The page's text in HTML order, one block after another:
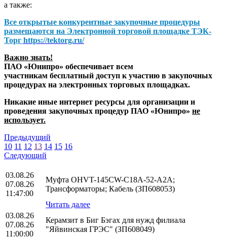
а также:
Все открытые конкурентные закупочные процедуры
размещаются на Электронной торговой площадке ТЭК-
Торг https://tektorg.ru/
Важно знать!
ПАО «Юнипро» обеспечивает всем
участникам бесплатный доступ к участию в закупочных
процедурах на электронных торговых площадках.
Никакие иные интернет ресурсы для организации и
проведения закупочных процедур ПАО «Юнипро» не
использует.
Предыдущий
10 11 12 13 14 15 16
Следующий
03.08.26
07.08.26
11:47:00
Муфта OHVT-145CW-C18A-52-A2A;
Трансформаторы; Кабель (ЗП608053)
Читать далее
03.08.26
07.08.26
11:00:00
Керамзит в Биг Бэгах для нужд филиала
"Яйвинская ГРЭС" (ЗП608049)